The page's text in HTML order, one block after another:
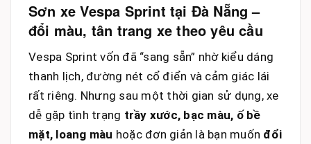
Sơn xe Vespa Sprint tại Đà Nẵng –
đổi màu, tân trang xe theo yêu cầu
Vespa Sprint vốn đã “sang sẵn” nhờ kiểu dáng
thanh lịch, đường nét cổ điển và cảm giác lái
rất riêng. Nhưng sau một thời gian sử dụng, xe
dễ gặp tình trạng trầy xước, bạc màu, ố bề
mặt, loang màu hoặc đơn giản là bạn muốn đổi